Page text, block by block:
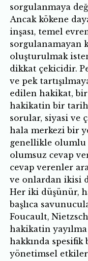
sorgulanmaya
Ancak kökene
inşası, temel
sorgulanamayan
oluşturulmak
dikkat çekicidir.
ve pek
edilen hakikat,
hakikatin bir
sorular, siyasi ve
hala merkezi bir
genellikle olumlu
olumsuz cevap
cevap verenler
ve onlardan ikisi
Her iki düşünür,
başlıca
Foucault,
hakikatin yayılma
hakkında
yönetimsel